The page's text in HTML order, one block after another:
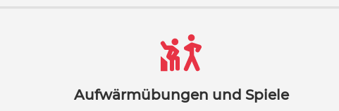
Aufwärmübungen und Spiele